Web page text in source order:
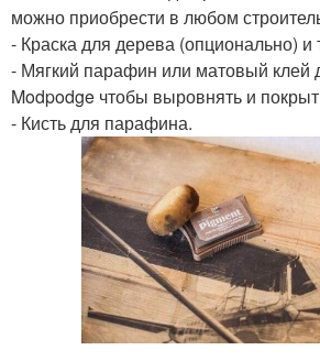
можно приобрести в любом
- Краска для дерева (опционально) и
- Мягкий парафин или матовый клей
Modpodge чтобы выровнять и
- Кисть для парафина.